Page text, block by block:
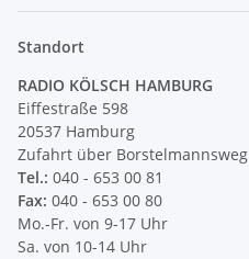
Standort
RADIO KÖLSCH HAMBURG
Eiffestraße 598
20537 Hamburg
Zufahrt über Borstelmannsweg
Tel.: 040 - 653 00 81
Fax: 040 - 653 00 80
Mo.-Fr. von 9-17 Uhr
Sa. von 10-14 Uhr